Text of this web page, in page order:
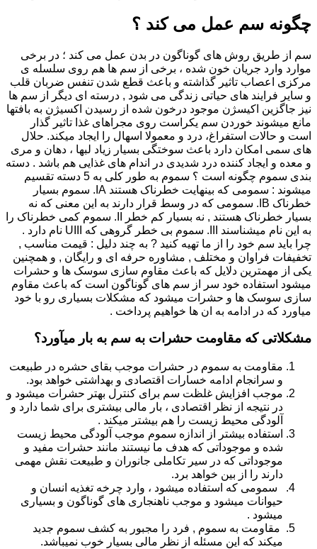
چگونه سم عمل می کند ؟
سم از طریق روش های گوناگون در بدن عمل می کند ؛ در برخی
موارد وارد جریان خون شده ، برخی از سم ها هم روی سلسله ی
مرکزی اعصاب تاثیر گذاشته و باعث قطع شدن تنفس ضربان قلب
و سایر فرایند های حیاتی زندگی می شود , درسته ای دیگر از سم ها
نیز جاگزین اکیسژن موجود درخون شده از رسیدن اکسیژن به بافتها
مانع میشوند خوردن سم یکراست روی مجراهای غذا تاثیر گذار
است و حالات استفراغ، درد و معمولا اسهال را ایجاد میکند. حلال
های سمی امکان دارد باعث سوختگی بسیار زیاد لبها ، دهان و مری
و معده و ایجاد کننده درد شدیدی در اندام های غذایی هم باشد . دسته
بندی سموم چگونه است ؟ سموم به طور کلی به 5 دسته تقسیم
میشوند : سمومی که بینهایت خطرناک هستند IA. سموم بسیار
خطرناک IB. سمومی که در وسط قرار دارند به این معنی که نه
بسیار خطرناک هستند , نه بسیار کم خطر II. سموم کمی خطرناک را
به این نام میشناسند III. سموم بی خطر گروهی که UIII نام دارد .
چرا باید سم خود را از ما تهیه کنید ? به چند دلیل : قیمت مناسب ,
تخفیفات فراوان و مختلف , مشاوره حرفه ای و رایگان , و همچنین
یکی از مهمترین دلایل که باعث مقاوم سازی سوسک ها و حشرات
میشود استفاده خود سر از سم های گوناگون است که باعث مقاوم
سازی سوسک ها و حشرات میشود که مشکلات بسیاری رو با خود
میاورد که در ادامه به ان ها خواهیم پرداخت .
مشکلاتی که مقاومت حشرات به سم به بار میآورد؟
مقاومت به سموم در حشرات موجب بقای حشره در طبیعت
و سرانجام ادامه خسارات اقتصادی و بهداشتی خواهد بود.
موجب افزایش غلظت سم برای کنترل بهتر حشرات میشود و
در نتیجه از نظر اقتصادی ، بار مالی بیشتری برای شما دارد و
آلودگی محیط زیست را هم بیشتر میکند .
استفاده بیشتر از اندازه سموم موجب آلودگی محیط زیست
شده و موجوداتی که هدف ما نیستند مانند حشرات مفید و
موجوداتی که در سیر تکاملی جانوران و طبیعت نقش مهمی
دارند را از بین خواهد برد.
سمومی که استفاده میشود ، وارد چرخه تغذیه انسان و
حیوانات میشود و موجب ناهنجاری های گوناگون و بسیاری
میشود .
مقاومت به سموم , فرد را مجبور به کشف سموم جدید
میکند که این مسئله از نظر مالی بسیار خوب نمیباشد.